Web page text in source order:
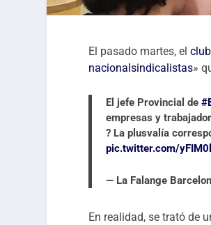
El pasado martes, el
nacionalsindicalistas»
El jefe Provincial de
empresas y
? La plusvalía
pic.twitter.com/
— La Falange
En realidad, se trató de